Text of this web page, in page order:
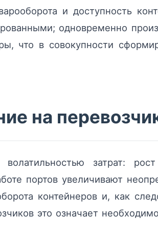
и доступность
одновременно
что в совокупности
на
волатильностью затрат:
портов увеличивают
контейнеров и, как
это означает